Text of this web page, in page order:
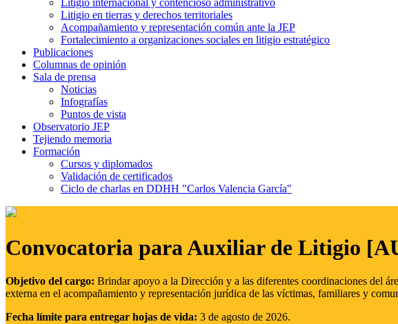
Litigio internacional y contencioso administrativo
Litigio en tierras y derechos territoriales
Acompañamiento y representación común ante la JEP
Fortalecimiento a organizaciones sociales en litigio estratégico
Publicaciones
Columnas de opinión
Sala de prensa
Noticias
Infografías
Puntos de vista
Observatorio JEP
Tejiendo memoria
Formación
Cursos y diplomados
Validación de certificados
Ciclo de charlas en DDHH "Carlos Valencia García"
Convocatoria para Auxiliar de Litigio
Objetivo del cargo: Brindar apoyo a la Dirección y a las diferentes coordinaciones del
externa en el acompañamiento y representación jurídica de las víctimas, familiares y
Fecha límite para entregar hojas de vida: 3 de agosto de 2026.